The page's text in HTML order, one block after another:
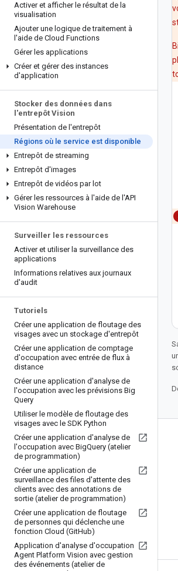
Activer et afficher le résultat de la
visualisation
Ajouter une logique de traitement à
l'aide de Cloud Functions
Gérer les applications
Créer et gérer des instances
d'application
Stocker des données dans
l'entrepôt Vision
Présentation de l'entrepôt
Régions où le service est disponible
Entrepôt de streaming
Entrepôt d'images
Entrepôt de vidéos par lot
Gérer les ressources à l'aide de l'API
Vision Warehouse
Surveiller les ressources
Activer et utiliser la surveillance des
applications
Informations relatives aux journaux
d'audit
Tutoriels
Créer une application de floutage des
visages avec un stockage d'entrepôt
Créer une application de comptage
d'occupation avec entrée de flux à
distance
Créer une application d'analyse de
l'occupation avec les prévisions Big
Query
Utiliser le modèle de floutage des
visages avec le SDK Python
Créer une application d'analyse de
l'occupation avec BigQuery (atelier
de programmation)
Créer une application de
surveillance des files d'attente des
clients avec des annotations de
sortie (atelier de programmation)
Créer une application de floutage
de personnes qui déclenche une
fonction Cloud (GitHub)
Application d'analyse d'occupation
Agent Platform Vision avec gestion
des événements (atelier de
Produits et tarification
Voir tous les produits
Tarifs de Google Cloud
Google Cloud Marketplace
Contacter le service commercial